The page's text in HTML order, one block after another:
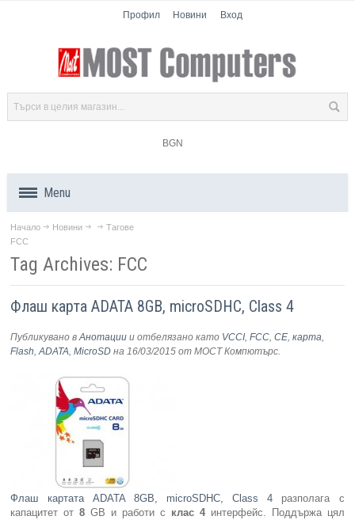
Профил Новини Вход
BGN
Menu
Продукти
Компоненти
Лаптопи
Таблети
Компютри
Сървъри
Консумативи
Начало Новини
Тагове
FCC
Tag Archives: FCC
Флаш карта ADATA 8GB, microSDHC, Class 4
Публикувано вАнотации и отбелязано като VCCI,FCC,CE,карта,
Flash,ADATA,MicroSD на 16/03/2015 от МОСТ Компютърс.
Флаш картата ADATA 8GB, microSDHC, Class 4 разполага с
капацитет от8 GB и работи с клас 4интерфейс. Поддържа цял